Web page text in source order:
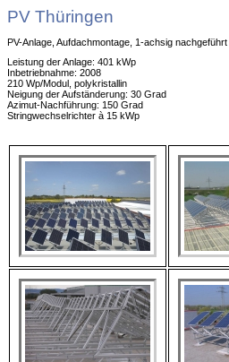
PV Thüringen
PV-Anlage, Aufdachmontage, 1-achsig
Leistung der Anlage: 401 kWp
Inbetriebnahme: 2008
210 Wp/Modul, polykristallin
Neigung der Aufständerung: 30 Grad
Azimut-Nachführung: 150 Grad
Stringwechselrichter à 15 kWp